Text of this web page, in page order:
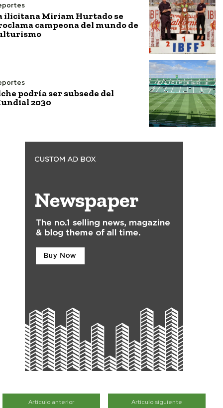
ilicitana Miriam Hurtado se
campeona del mundo de
podría ser subsede del
2030
Artículo anterior Artículo siguiente